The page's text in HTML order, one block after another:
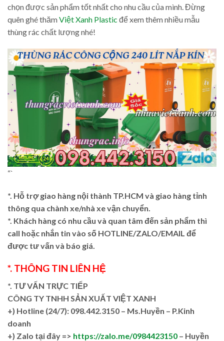
chọn được sản phẩm tốt nhất cho nhu cầu của mình. Đừng
quên ghé thămViệt Xanh Plastic để xem thêm nhiều mẫu
thùng rác chất lượng nhé!
“`
*. Hỗ trợ giao hàng nội thành TP.HCM và giao hàng tỉnh
thông qua chành xe/nhà xe vận chuyển.
*. Khách hàng có nhu cầu và quan tâm đến sản phẩm thì
call hoặc nhắn tin vào số HOTLINE/ZALO/EMAIL để
được tư vấn và báo giá.
*. THÔNG TIN LIÊN HỆ
*. TƯ VẤN TRỰC TIẾP
CÔNG TY TNHH SẢN XUẤT VIỆT XANH
+) Hotline (24/7): 098.442.3150 – Ms.Huyền – P.Kinh
doanh
+) Zalo tại đây => https://zalo.me/0984423150 – Huyền